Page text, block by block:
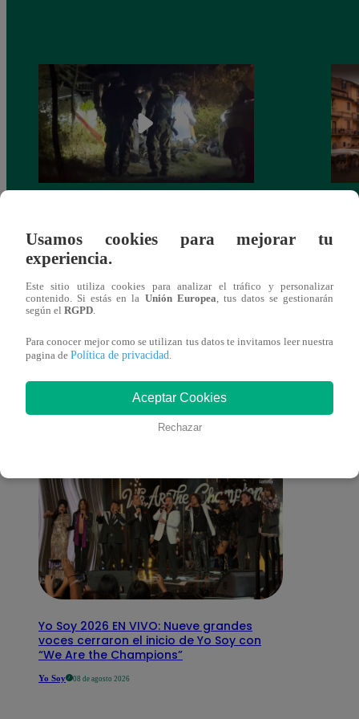
intervención dio negativo en examen de
drogas
eres
También te puede
interesar
Yo Soy 2026 EN VIVO: Nueve grandes
voces cerraron el inicio de Yo Soy con
“We Are the Champions”
Yo Soy 08 de agosto 2026
Usamos cookies para mejorar tu
experiencia.
Este sitio utiliza cookies para analizar el tráfico y personalizar
contenido. Si estás en la Unión Europea, tus datos se gestionarán
según el RGPD.
Para conocer mejor como se utilizan tus datos te invitamos leer nuestra
pagina de Política de privacidad.
Aceptar Cookies
Rechazar